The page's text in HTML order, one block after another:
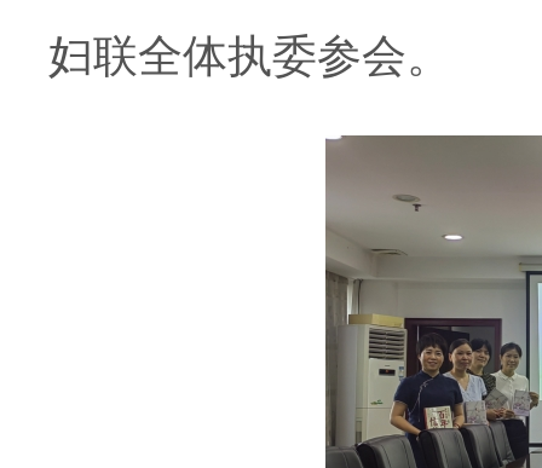
妇联全体执委参会。